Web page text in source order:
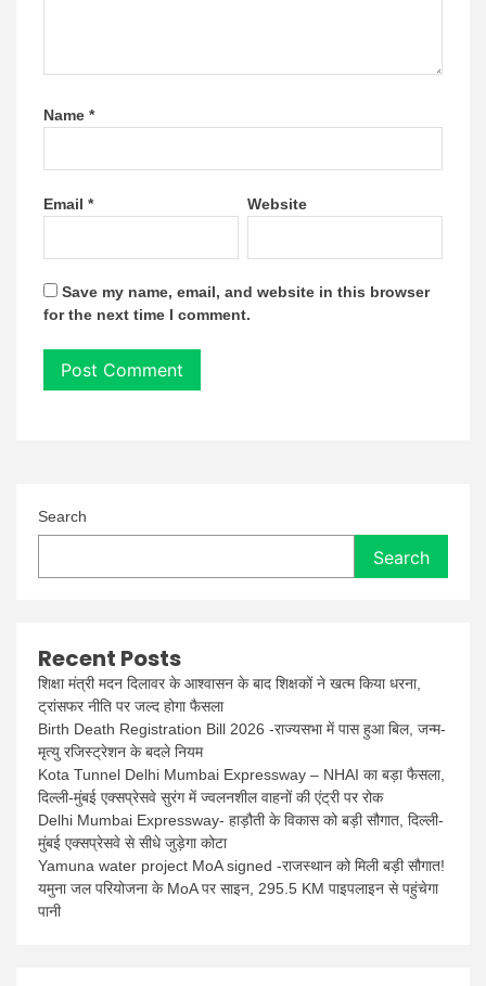
Name *
Email * Website
Save my name, email, and website in this browser
for the next time I comment.
Search
Search
Recent Posts
शिक्षा मंत्री मदन दिलावर के आश्वासन के बाद शिक्षकों ने खत्म किया धरना,
ट्रांसफर नीति पर जल्द होगा फैसला
Birth Death Registration Bill 2026 -राज्यसभा में पास हुआ बिल, जन्म-
मृत्यु रजिस्ट्रेशन के बदले नियम
Kota Tunnel Delhi Mumbai Expressway – NHAI का बड़ा फैसला,
दिल्ली-मुंबई एक्सप्रेसवे सुरंग में ज्वलनशील वाहनों की एंट्री पर रोक
Delhi Mumbai Expressway- हाड़ौती के विकास को बड़ी सौगात, दिल्ली-
मुंबई एक्सप्रेसवे से सीधे जुड़ेगा कोटा
Yamuna water project MoA signed -राजस्थान को मिली बड़ी सौगात!
यमुना जल परियोजना के MoA पर साइन, 295.5 KM पाइपलाइन से पहुंचेगा
पानी